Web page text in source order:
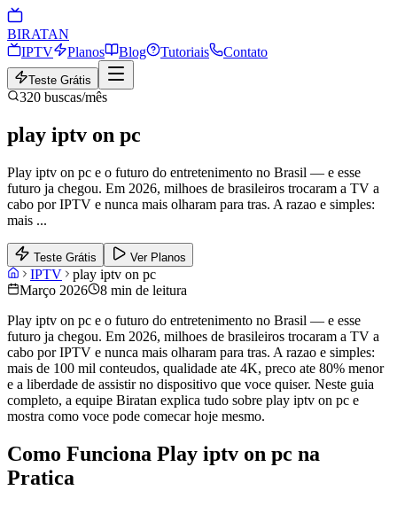
BIRATAN
IPTV
Planos Blog Tutoriais Contato
Teste Grátis
320 buscas/mês
play iptv on pc
Play iptv on pc e o futuro do entretenimento no Brasil — e esse
futuro ja chegou. Em 2026, milhoes de brasileiros trocaram a TV a
cabo por IPTV e nunca mais olharam para tras. A razao e simples:
mais ...
Teste Grátis Ver Planos
IPTV
play iptv on pc
Março 2026
8 min de leitura
Play iptv on pc e o futuro do entretenimento no Brasil — e esse
futuro ja chegou. Em 2026, milhoes de brasileiros trocaram a TV a
cabo por IPTV e nunca mais olharam para tras. A razao e simples:
mais de 100 mil conteudos, qualidade ate 4K, preco ate 80% menor
e a liberdade de assistir no dispositivo que voce quiser. Neste guia
completo, a equipe Biratan explica tudo sobre play iptv on pc e
mostra como voce pode comecar hoje mesmo.
Como Funciona Play iptv on pc na
Pratica